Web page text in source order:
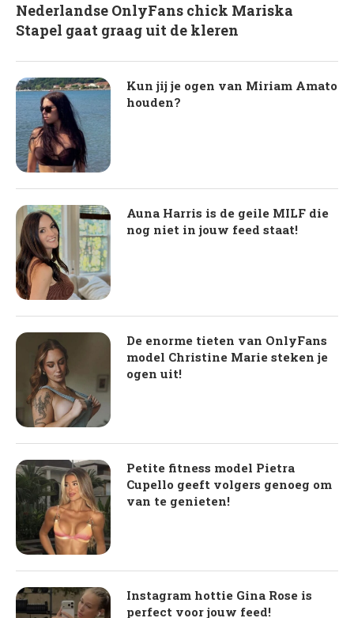
Nederlandse OnlyFans chick Mariska
Stapel gaat graag uit de kleren
Kun jij je ogen van Miriam Amato
houden?
Auna Harris is de geile MILF die
nog niet in jouw feed staat!
De enorme tieten van OnlyFans
model Christine Marie steken je
ogen uit!
Petite fitness model Pietra
Cupello geeft volgers genoeg om
van te genieten!
Instagram hottie Gina Rose is
perfect voor jouw feed!